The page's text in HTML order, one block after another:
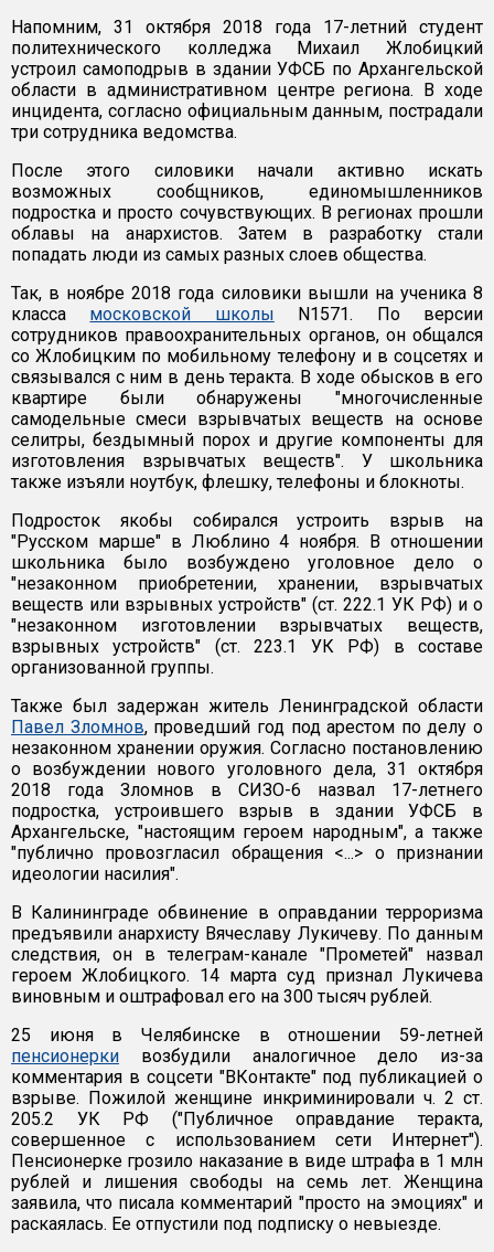
Напомним, 31 октября 2018 года 17-летний студент
политехнического колледжа Михаил Жлобицкий
устроил самоподрыв в здании УФСБ по Архангельской
области в административном центре региона. В ходе
инцидента, согласно официальным данным, пострадали
три сотрудника ведомства.
После этого силовики начали активно искать
возможных сообщников, единомышленников
подростка и просто сочувствующих. В регионах прошли
облавы на анархистов. Затем в разработку стали
попадать люди из самых разных слоев общества.
Так, в ноябре 2018 года силовики вышли на ученика 8
класса московской школы N1571. По версии
сотрудников правоохранительных органов, он общался
со Жлобицким по мобильному телефону и в соцсетях и
связывался с ним в день теракта. В ходе обысков в его
квартире были обнаружены "многочисленные
самодельные смеси взрывчатых веществ на основе
селитры, бездымный порох и другие компоненты для
изготовления взрывчатых веществ". У школьника
также изъяли ноутбук, флешку, телефоны и блокноты.
Подросток якобы собирался устроить взрыв на
"Русском марше" в Люблино 4 ноября. В отношении
школьника было возбуждено уголовное дело о
"незаконном приобретении, хранении, взрывчатых
веществ или взрывных устройств" (ст. 222.1 УК РФ) и о
"незаконном изготовлении взрывчатых веществ,
взрывных устройств" (ст. 223.1 УК РФ) в составе
организованной группы.
Также был задержан житель Ленинградской области
Павел Зломнов, проведший год под арестом по делу о
незаконном хранении оружия. Согласно постановлению
о возбуждении нового уголовного дела, 31 октября
2018 года Зломнов в СИЗО-6 назвал 17-летнего
подростка, устроившего взрыв в здании УФСБ в
Архангельске, "настоящим героем народным", а также
"публично провозгласил обращения <...> о признании
идеологии насилия".
В Калининграде обвинение в оправдании терроризма
предъявили анархисту Вячеславу Лукичеву. По данным
следствия, он в телеграм-канале "Прометей" назвал
героем Жлобицкого. 14 марта суд признал Лукичева
виновным и оштрафовал его на 300 тысяч рублей.
25 июня в Челябинске в отношении 59-летней
пенсионерки возбудили аналогичное дело из-за
комментария в соцсети "ВКонтакте" под публикацией о
взрыве. Пожилой женщине инкриминировали ч. 2 ст.
205.2 УК РФ ("Публичное оправдание теракта,
совершенное с использованием сети Интернет").
Пенсионерке грозило наказание в виде штрафа в 1 млн
рублей и лишения свободы на семь лет. Женщина
заявила, что писала комментарий "просто на эмоциях" и
раскаялась. Ее отпустили под подписку о невыезде.